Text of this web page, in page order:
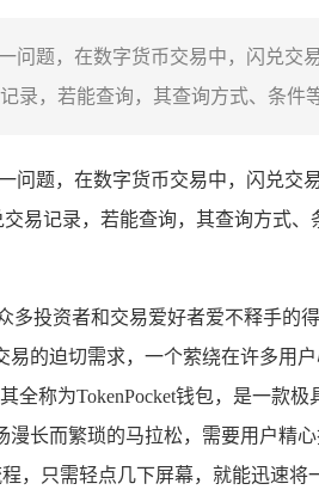
问题，在数字货币交易中，闪兑
，若能查询，其查询方式、条件
题，在数字货币交易中，闪兑交
易记录，若能查询，其查询方式
多投资者和交易爱好者爱不释手的
的迫切需求，一个萦绕在许多用户
称为TokenPocket钱包，是一款
长而繁琐的马拉松，需要用户精
只需轻点几下屏幕，就能迅速